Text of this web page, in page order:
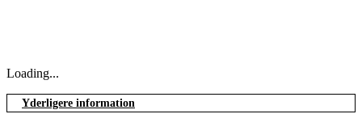
Loading...
Yderligere information